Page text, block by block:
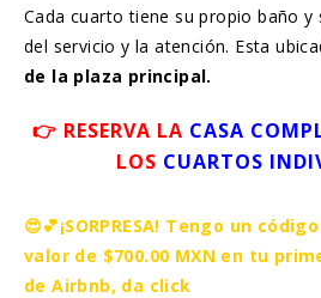
Cada cuarto tiene su propio baño y
del servicio y la atención. Esta
de la plaza principal.
👉 RESERVA LA CASA
LOS CUARTOS
😍💕¡SORPRESA! Tengo un
valor de $700.00 MXN en tu
de Airbnb, da click